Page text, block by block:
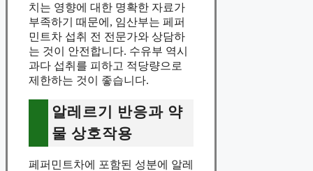
치는 영향에 대한 명확한 자료가
부족하기 때문에, 임산부는 페퍼
민트차 섭취 전 전문가와 상담하
는 것이 안전합니다. 수유부 역시
과다 섭취를 피하고 적당량으로
제한하는 것이 좋습니다.
알레르기 반응과 약
물 상호작용
페퍼민트차에 포함된 성분에 알레